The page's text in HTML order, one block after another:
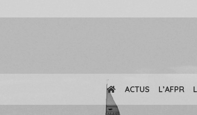
ACTUS L’AFPR